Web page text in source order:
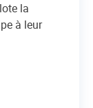
la
à leur